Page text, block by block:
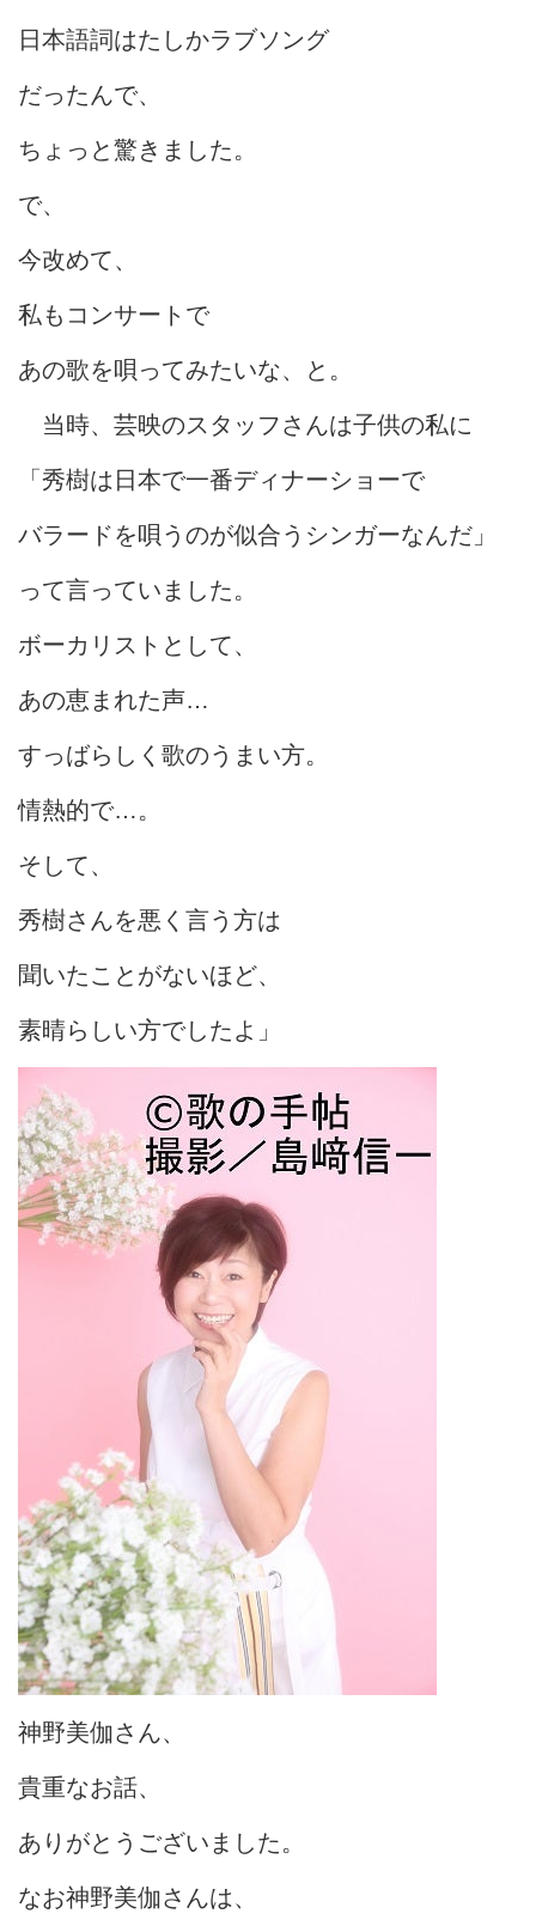
日本語詞はたしかラブソング
だったんで、
ちょっと驚きました。
で、
今改めて、
私もコンサートで
あの歌を唄ってみたいな、と。
当時、芸映のスタッフさんは子供の私に
「秀樹は日本で一番ディナーショーで
バラードを唄うのが似合うシンガーなんだ」
って言っていました。
ボーカリストとして、
あの恵まれた声…
すっばらしく歌のうまい方。
情熱的で…。
そして、
秀樹さんを悪く言う方は
聞いたことがないほど、
素晴らしい方でしたよ」
神野美伽さん、
貴重なお話、
ありがとうございました。
なお神野美伽さんは、